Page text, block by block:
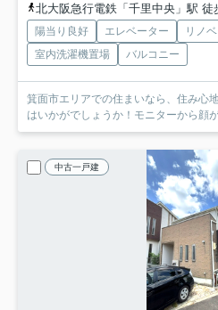
北大阪急行電鉄「千里中央」駅 徒
陽当り良好 エレベーター リノ
室内洗濯機置場
バルコニー
箕面市エリアでの住まいなら、住み心
はいかがでしょうか！モニターから顔
中古一戸建